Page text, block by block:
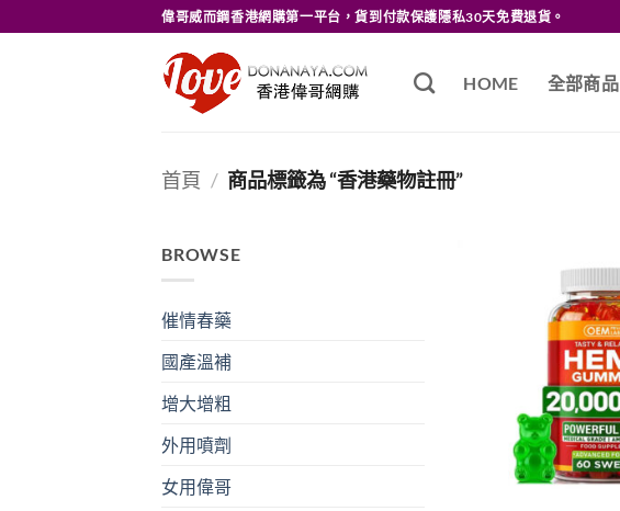
to
偉哥威而鋼香港網購第一平台，貨到付款保護隱私30天免費退貨。
HOME 全部商品
首頁 / 商品標籤為 “香港藥物註冊”
BROWSE
催情春藥
國產溫補
增大增粗
外用噴劑
女用偉哥